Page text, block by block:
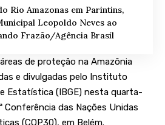
Rio Amazonas em Parintins,
Leopoldo Neves ao
Frazão/Agência Brasil
de proteção na Amazônia
e divulgadas pelo Instituto
Estatística (IBGE) nesta quarta-
Conferência das Nações Unidas
(COP30), em Belém.